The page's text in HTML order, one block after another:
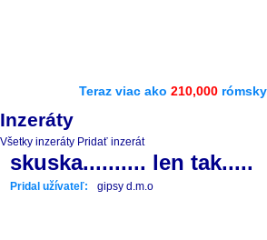
Teraz viac ako 210,000
Inzeráty
Všetky inzeráty Pridať inzerát
skuska.......... len tak.....
Pridal užívateľ: gipsy d.m.o